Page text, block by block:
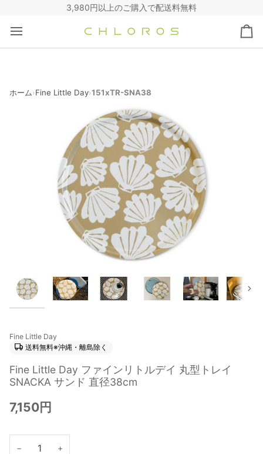
3,980円以上のご購入で配送料無料
カ
ー
ホーム›Fine Little Day›151xTR-SNA38
次
Fine Little Day
送料無料※沖縄・離島除く
Fine Little Day ファインリトルデイ 丸型トレイ
SNACKA サンド 直径38cm
7,150円
− +